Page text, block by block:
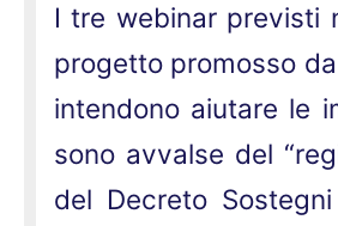
I tre webinar previsti
progetto promosso
intendono aiutare le
sono avvalse del
del Decreto